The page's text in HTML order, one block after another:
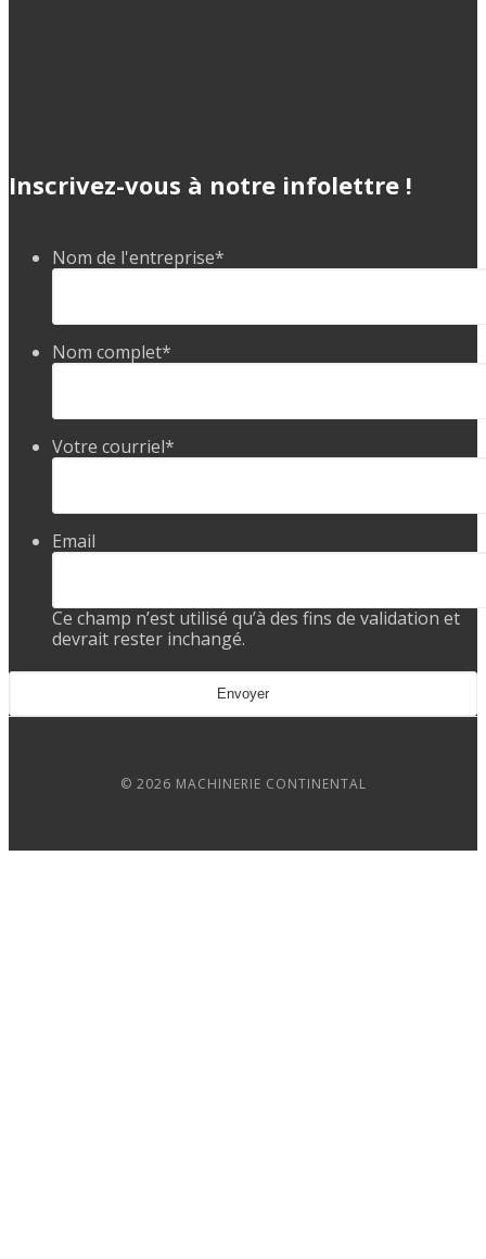
Inscrivez-vous à notre infolettre !
Nom de l'entreprise*
Nom complet*
Votre courriel*
Email
Ce champ n’est utilisé qu’à des fins de validation et
devrait rester inchangé.
© 2026 MACHINERIE CONTINENTAL